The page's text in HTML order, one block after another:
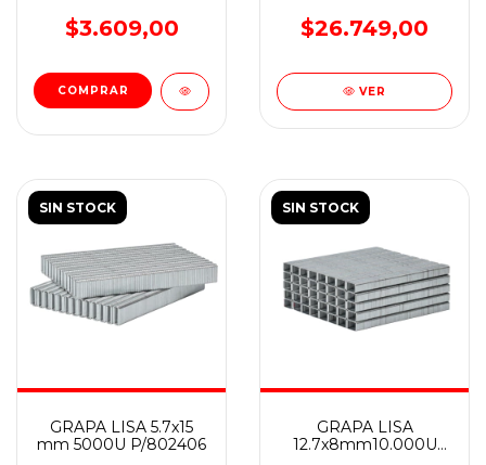
$3.609,00 $26.749,00
VER
SIN STOCK
GRAPA LISA 5.7x15
mm 5000U P/802406
SIN STOCK
GRAPA LISA
12.7x8mm10.000U